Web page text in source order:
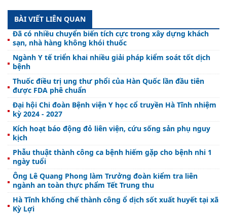
BÀI VIẾT LIÊN QUAN
Đã có nhiều chuyển biến tích cực trong xây dựng khách
sạn, nhà hàng không khói thuốc
Ngành Y tế triển khai nhiều giải pháp kiểm soát tốt dịch
bệnh
Thuốc điều trị ung thư phổi của Hàn Quốc lần đầu tiên
được FDA phê chuẩn
Đại hội Chi đoàn Bệnh viện Y học cổ truyền Hà Tĩnh nhiệm
kỳ 2024 - 2027
Kích hoạt báo động đỏ liên viện, cứu sống sản phụ nguy
kịch
Phẫu thuật thành công ca bệnh hiếm gặp cho bệnh nhi 1
ngày tuổi
Ông Lê Quang Phong làm Trưởng đoàn kiểm tra liên
ngành an toàn thực phẩm Tết Trung thu
Hà Tĩnh khống chế thành công ổ dịch sốt xuất huyết tại xã
Kỳ Lợi